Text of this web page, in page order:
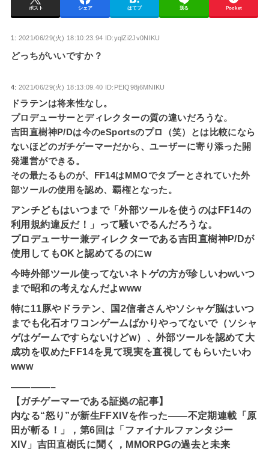
ポスト シェア はてブ 送る Pocket
1: 2021/06/29(火) 18:10:23.94 ID:yqlZi2Jv0NIKU
どっちがいいですか？
4: 2021/06/29(火) 18:13:09.40 ID:PEIQ98j6MNIKU
ドラテンは将来性なし。
プロデューサーとディレクターの質の違いだろうな。
吉田直樹神P/Dは今のeSportsのプロ（笑）とは比較になら
ないほどのガチゲーマーだから、ユーザーに寄り添った開
発運営ができる。
その最たるものが、FF14はMMOでタブーとされていた外
部ツールの使用を認め、覇権となった。
アンチどもはいつまで「外部ツールを使うのはFF14の
利用規約違反だ！」って騒いでるんだろうな。
プロデューサー兼ディレクターである吉田直樹神P/Dが
使用してもOKと認めてるのにw
今時外部ツール使ってないネトゲの方が珍しいわwいつ
まで昭和の考えなんだよwww
特に11豚やドラテン、国2信者さんやソシャゲ脳はいつ
までも化石オワコンゲームばかりやってないで（ソシャ
ゲはゲームですらないけどw）、外部ツールを認めて大
成功を収めたFF14を見て現実を直視してもらいたいわ
www
————–
【ガチゲーマーである証拠の記事】
内なる“怒り”が新生FFXIVを作った――不定期連載「原
田が斬る！」，第6回は「ファイナルファンタジー
XIV」吉田直樹氏に聞く，MMORPGの過去と未来